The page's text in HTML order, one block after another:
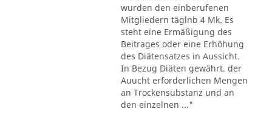
wurden den einberufenen
Mitgliedern täglnb 4 Mk. Es
steht eine Ermäßigung des
Beitrages oder eine Erhöhung
des Diätensatzes in Aussicht.
In Bezug Diäten gewährt. der
Auucht erforderlichen Mengen
an Trockensubstanz und an
den einzelnen ..."